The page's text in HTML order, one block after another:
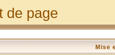
de page
Mise